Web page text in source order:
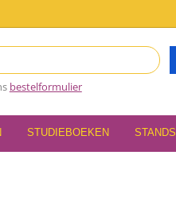
bestelformulier
STUDIEBOEKEN STANDS